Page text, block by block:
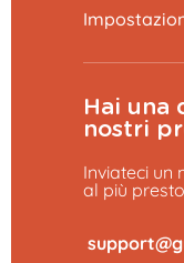
Hai una
nostri
Inviateci un
al più